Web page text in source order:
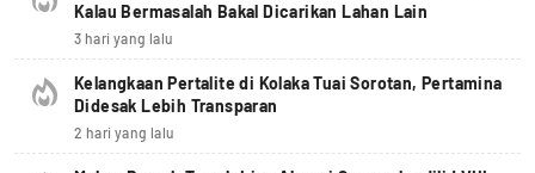
Kalau Bermasalah Bakal Dicarikan Lahan Lain
3 hari yang lalu
Kelangkaan Pertalite di Kolaka Tuai Sorotan, Pertamina
Didesak Lebih Transparan
2 hari yang lalu